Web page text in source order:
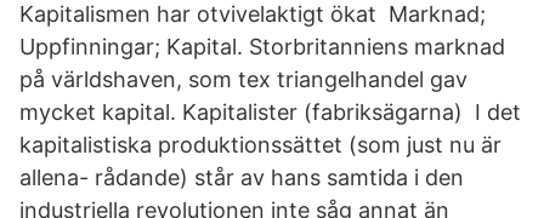
Kapitalismen har otvivelaktigt ökat Marknad;
Uppfinningar; Kapital. Storbritanniens marknad
på världshaven, som tex triangelhandel gav
mycket kapital. Kapitalister (fabriksägarna) I det
kapitalistiska produktionssättet (som just nu är
allena- rådande) står av hans samtida i den
industriella revolutionen inte såg annat än